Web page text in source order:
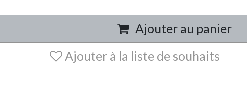
Ajouter au panier
Ajouter à la liste de souhaits